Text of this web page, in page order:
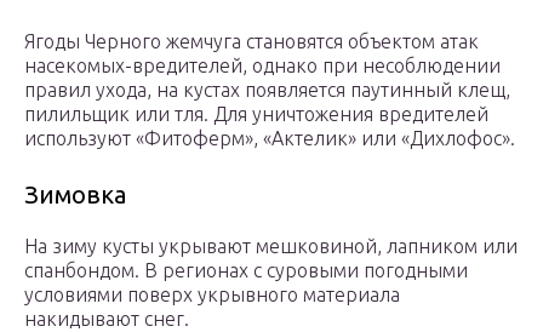
Ягоды Черного жемчуга становятся объектом атак
насекомых-вредителей, однако при несоблюдении
правил ухода, на кустах появляется паутинный клещ,
пилильщик или тля. Для уничтожения вредителей
используют «Фитоферм», «Актелик» или «Дихлофос».
Зимовка
На зиму кусты укрывают мешковиной, лапником или
спанбондом. В регионах с суровыми погодными
условиями поверх укрывного материала
накидывают снег.